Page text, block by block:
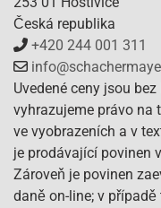
Česká republika
+420 244 001 311
Uvedené ceny jsou
vyhrazujeme právo na
ve vyobrazeních a v
je prodávající povinen
Zároveň je povinen
daně on-line; v